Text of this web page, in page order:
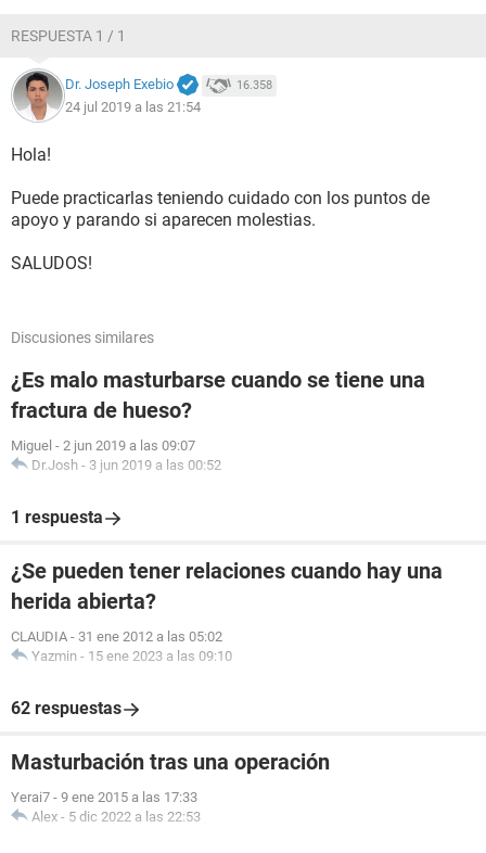
RESPUESTA 1 / 1
Dr. Joseph Exebio 16.358
24 jul 2019 a las 21:54
Hola!
Puede practicarlas teniendo cuidado con los puntos de
apoyo y parando si aparecen molestias.
SALUDOS!
Discusiones similares
¿Es malo masturbarse cuando se tiene una
fractura de hueso?
Miguel - 2 jun 2019 a las 09:07
Dr.Josh - 3 jun 2019 a las 00:52
1 respuesta
¿Se pueden tener relaciones cuando hay una
herida abierta?
CLAUDIA - 31 ene 2012 a las 05:02
Yazmin - 15 ene 2023 a las 09:10
62 respuestas
Masturbación tras una operación
Yerai7 - 9 ene 2015 a las 17:33
Alex - 5 dic 2022 a las 22:53